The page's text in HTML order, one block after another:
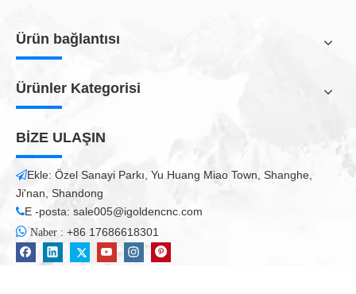
Ürün bağlantısı
Ürünler Kategorisi
BİZE ULAŞIN
Ekle: Özel Sanayi Parkı, Yu Huang Miao Town, Shanghe,
Ji'nan, Shandong
E -posta: sale005@igoldencnc.com
 Naber : +86 17686618301